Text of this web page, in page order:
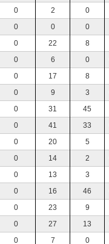
0 2 0
0 0 0
0 22 8
0 6 0
0 17 8
0 9 3
0 31 45
0 41 33
0 20 5
0 14 2
0 13 3
0 16 46
0 23 9
0 27 13
0 7 0